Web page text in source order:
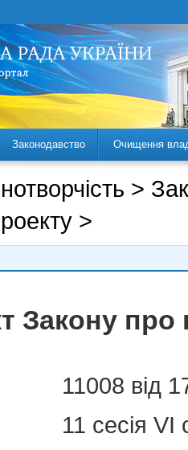
Законодавство Очищення
>
>
Закону про
11008 від
11 сесія VI